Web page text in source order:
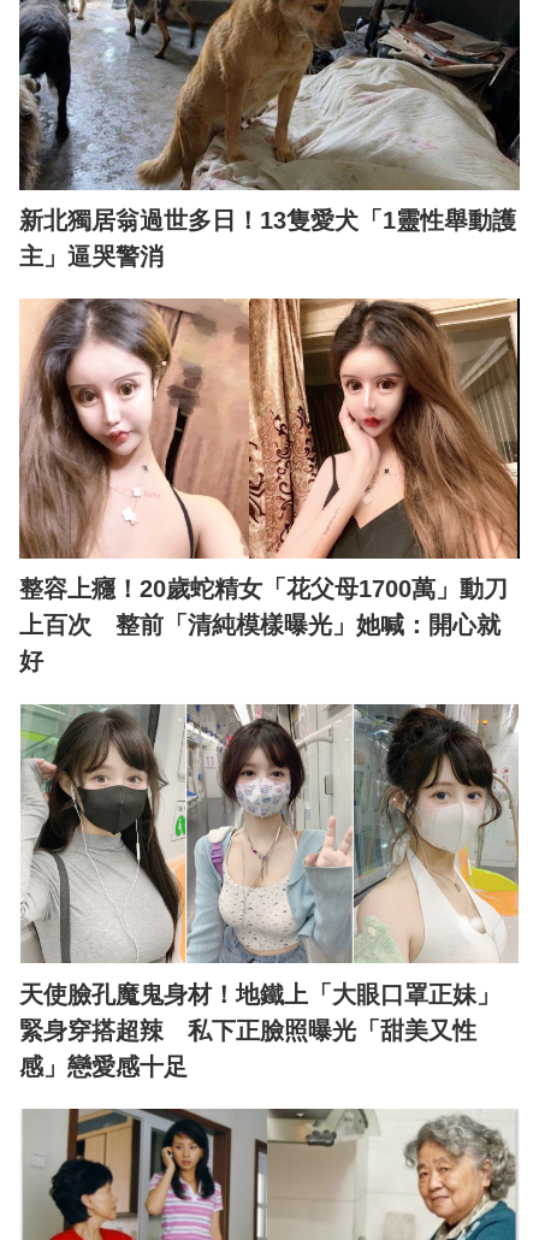
新北獨居翁過世多日！13隻愛犬「1靈性舉動護
主」逼哭警消
整容上癮！20歲蛇精女「花父母1700萬」動刀
上百次 整前「清純模樣曝光」她喊：開心就
好
天使臉孔魔鬼身材！地鐵上「大眼口罩正妹」
緊身穿搭超辣 私下正臉照曝光「甜美又性
感」戀愛感十足